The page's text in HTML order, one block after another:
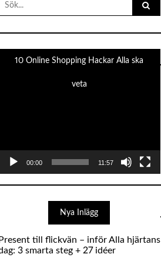
for:
10 Online Shopping Hackar Alla ska
veta
00:00 11:57
Nya Inlägg
Present till flickvän – inför Alla hjärtans
3 smarta steg + 27 idéer